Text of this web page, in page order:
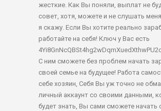
жесткие. Как Вы поняли, выплат не
совет, хотя, можете и не слушать
я скажу. Если Вы хотите реально
работайте на себя! Ключ у Вас есть
С ним сможете без проблем начать
своей семье на будущее! Работа
себе хозяин, Себя Вы уж точно не
личный аккаунт со своими данными,
будет знать, Вы сами сможете